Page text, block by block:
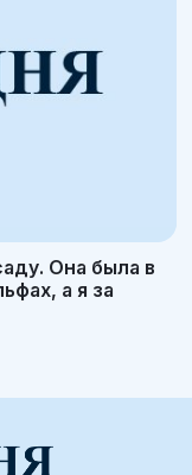
Она была в
а я за